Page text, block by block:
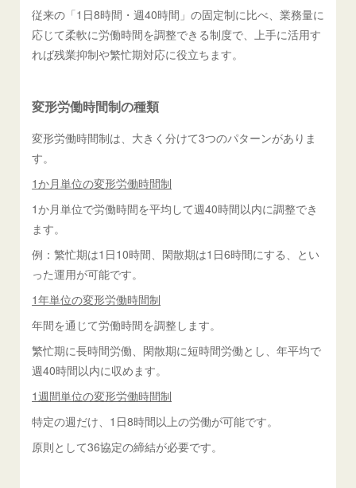
従来の「1日8時間・週40時間」の固定制に比べ、業務量に
応じて柔軟に労働時間を調整できる制度で、上手に活用す
れば残業抑制や繁忙期対応に役立ちます。
変形労働時間制の種類
変形労働時間制は、大きく分けて3つのパターンがありま
す。
1か月単位の変形労働時間制
1か月単位で労働時間を平均して週40時間以内に調整でき
ます。
例：繁忙期は1日10時間、閑散期は1日6時間にする、とい
った運用が可能です。
1年単位の変形労働時間制
年間を通じて労働時間を調整します。
繁忙期に長時間労働、閑散期に短時間労働とし、年平均で
週40時間以内に収めます。
1週間単位の変形労働時間制
特定の週だけ、1日8時間以上の労働が可能です。
原則として36協定の締結が必要です。